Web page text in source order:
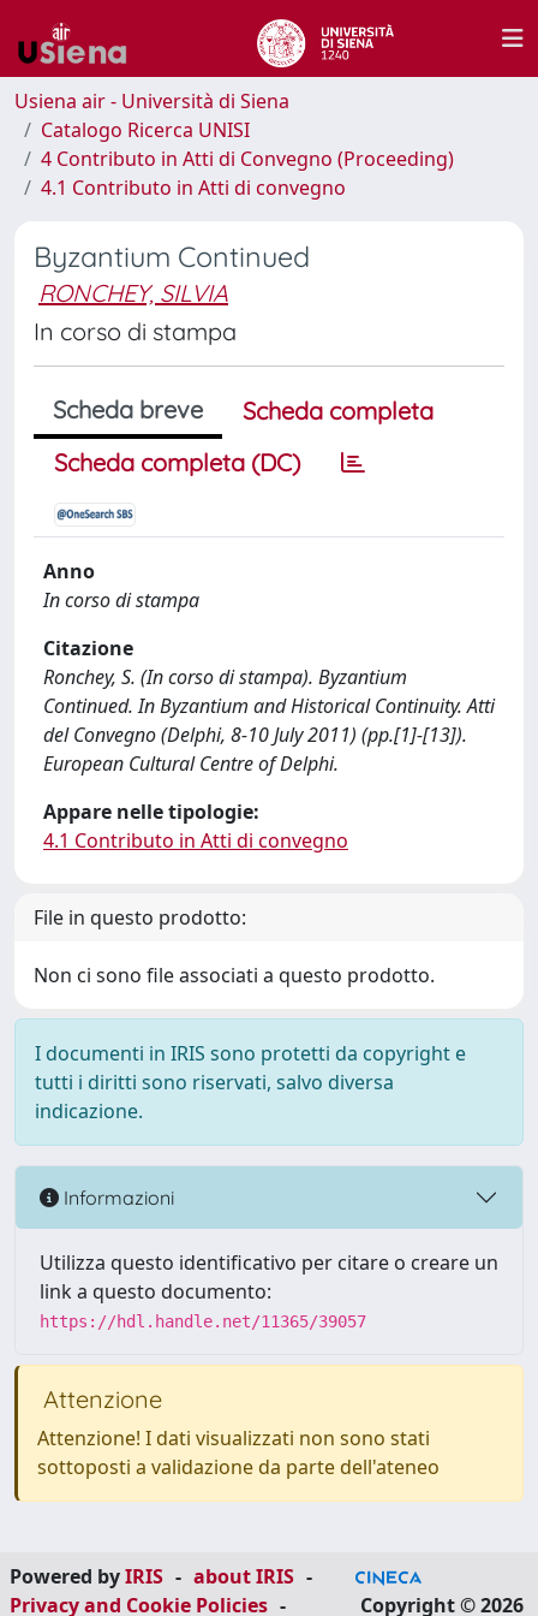
Usiena air - Università di Siena
Catalogo Ricerca UNISI
4 Contributo in Atti di Convegno (Proceeding)
4.1 Contributo in Atti di convegno
Byzantium Continued
RONCHEY, SILVIA
In corso di stampa
Scheda breve
Scheda completa
Scheda completa (DC)
Anno
In corso di stampa
Citazione
Ronchey, S. (In corso di stampa). Byzantium
Continued. In Byzantium and Historical Continuity. Atti
del Convegno (Delphi, 8-10 July 2011) (pp.[1]-[13]).
European Cultural Centre of Delphi.
Appare nelle tipologie:
4.1 Contributo in Atti di convegno
File in questo prodotto:
Non ci sono file associati a questo prodotto.
I documenti in IRIS sono protetti da copyright e
tutti i diritti sono riservati, salvo diversa
indicazione.
Informazioni
Utilizza questo identificativo per citare o creare un
link a questo documento:
https://hdl.handle.net/11365/39057
Attenzione
Attenzione! I dati visualizzati non sono stati
sottoposti a validazione da parte dell'ateneo
Powered byIRIS - about IRIS -
Privacy and Cookie Policies - Copyright © 2026